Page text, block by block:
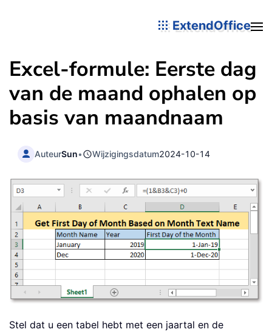
ExtendOffice
Excel-formule: Eerste dag
van de maand ophalen op
basis van maandnaam
AuteurSun• Wijzigingsdatum2024-10-14
Stel dat u een tabel hebt met een jaartal en de